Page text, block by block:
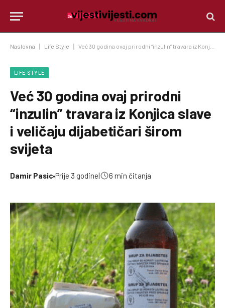
Naslovna Life Style Već 30 godina ovaj prirodni “inzulin” travara iz Konjica slave i veličaju dijabetičari širom svijeta
LIFE STYLE
Već 30 godina ovaj prirodni
“inzulin” travara iz Konjica slave
i veličaju dijabetičari širom
svijeta
Damir Pasic•Prije 3 godine| 6 min čitanja